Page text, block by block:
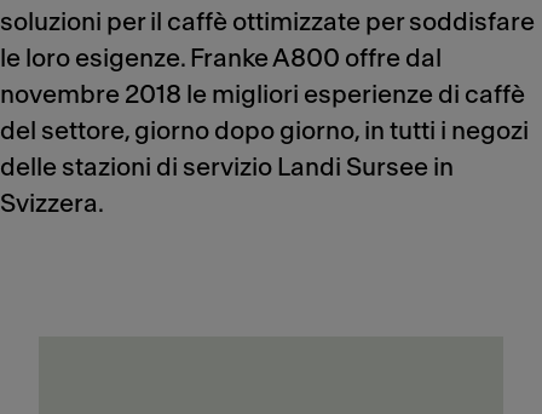
soluzioni per il caffè ottimizzate per soddisfare
le loro esigenze. Franke A800 offre dal
novembre 2018 le migliori esperienze di caffè
del settore, giorno dopo giorno, in tutti i negozi
delle stazioni di servizio Landi Sursee in
Svizzera.